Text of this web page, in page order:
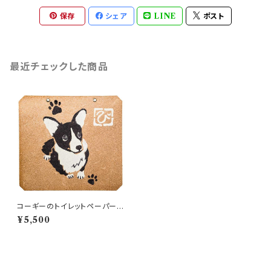
保存 シェア LINE ポスト
最近チェックした商品
コーギーのトイレットペーパーホ
ルダーカバー
¥5,500